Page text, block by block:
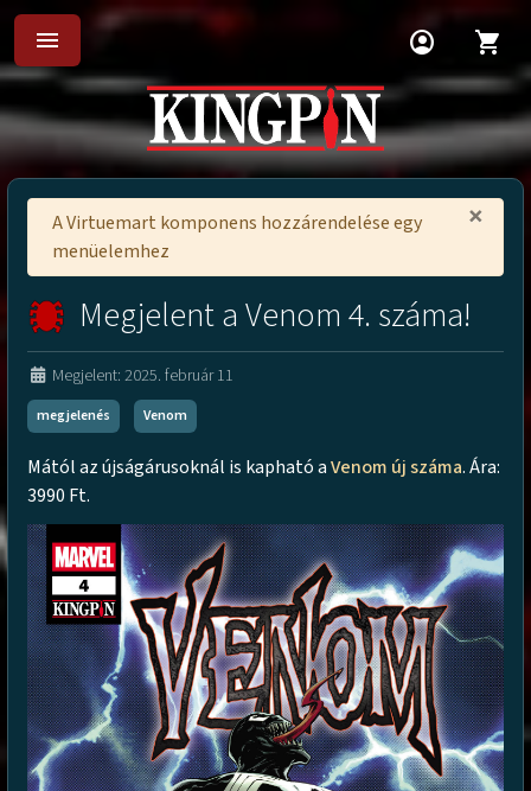
menu account_circle shopping_cart
×
A Virtuemart komponens hozzárendelése egy
menüelemhez
Megjelent a Venom 4. száma!
Megjelent: 2025. február 11
megjelenés Venom
Mától az újságárusoknál is kapható aVenom új száma. Ára:
3990 Ft.